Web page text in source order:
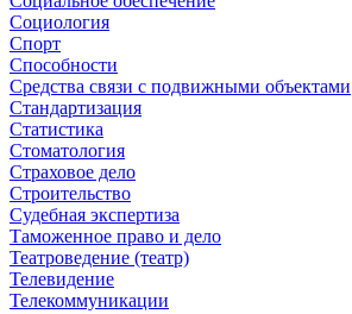
Социология
Спорт
Способности
Средства связи с подвижными объектами
Стандартизация
Статистика
Стоматология
Страховое дело
Строительство
Судебная экспертиза
Таможенное право и дело
Театроведение (театр)
Телевидение
Телекоммуникации